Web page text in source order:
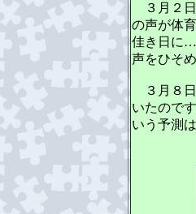
３月２日
の声が体
佳き日に…
声をひそ
３月８日
いたので
いう予測